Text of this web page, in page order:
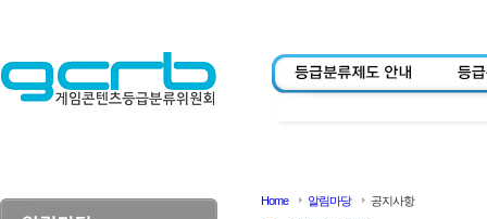
Home 알림마당 공지사항